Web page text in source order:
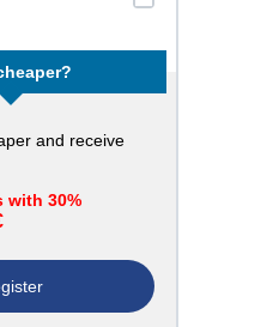
and receive
with 30%